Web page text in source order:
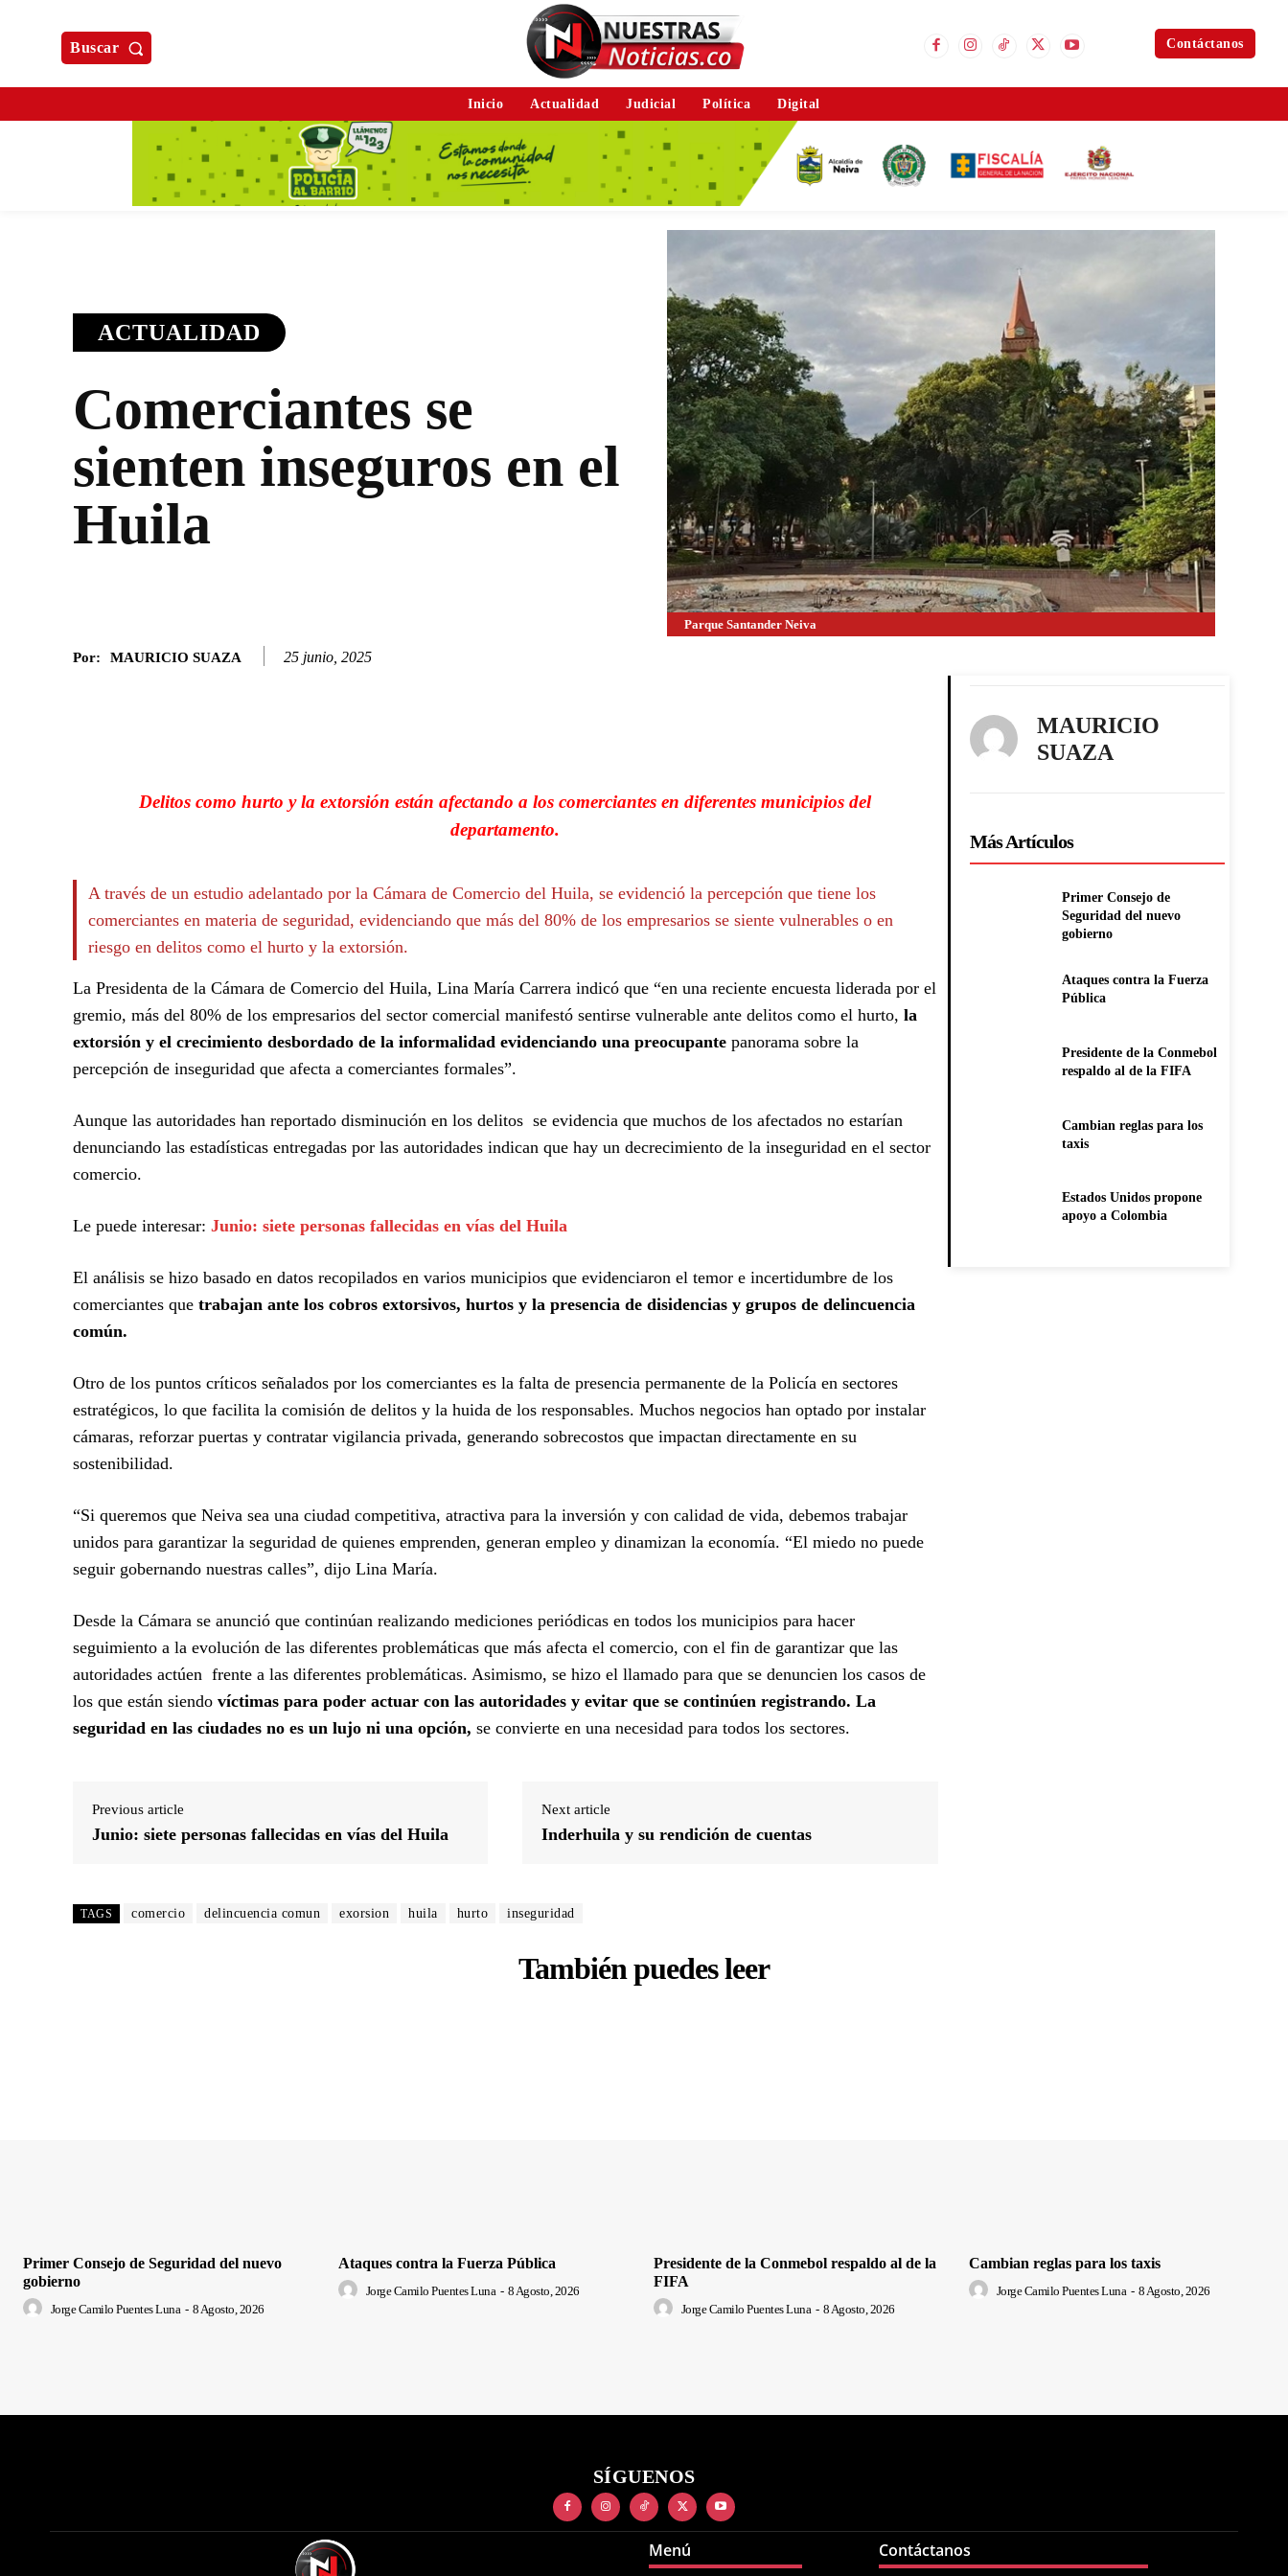
Buscar Contáctanos
Inicio Actualidad Judicial Política Digital
ACTUALIDAD
Comerciantes se
sienten inseguros en el
Huila
Parque Santander Neiva
Por: MAURICIO SUAZA 25 junio, 2025
Delitos como hurto y la extorsión están afectando a los comerciantes en diferentes municipios del
departamento.
A través de un estudio adelantado por la Cámara de Comercio del Huila, se evidenció la percepción que tiene los
comerciantes en materia de seguridad, evidenciando que más del 80% de los empresarios se siente vulnerables o en
riesgo en delitos como el hurto y la extorsión.
La Presidenta de la Cámara de Comercio del Huila, Lina María Carrera indicó que “en una reciente encuesta liderada por el
gremio, más del 80% de los empresarios del sector comercial manifestó sentirse vulnerable ante delitos como el hurto, la
extorsión y el crecimiento desbordado de la informalidad evidenciando una preocupante panorama sobre la
percepción de inseguridad que afecta a comerciantes formales”.
Aunque las autoridades han reportado disminución en los delitos se evidencia que muchos de los afectados no estarían
denunciando las estadísticas entregadas por las autoridades indican que hay un decrecimiento de la inseguridad en el sector
comercio.
Le puede interesar: Junio: siete personas fallecidas en vías del Huila
El análisis se hizo basado en datos recopilados en varios municipios que evidenciaron el temor e incertidumbre de los
comerciantes que trabajan ante los cobros extorsivos, hurtos y la presencia de disidencias y grupos de delincuencia
común.
Otro de los puntos críticos señalados por los comerciantes es la falta de presencia permanente de la Policía en sectores
estratégicos, lo que facilita la comisión de delitos y la huida de los responsables. Muchos negocios han optado por instalar
cámaras, reforzar puertas y contratar vigilancia privada, generando sobrecostos que impactan directamente en su
sostenibilidad.
“Si queremos que Neiva sea una ciudad competitiva, atractiva para la inversión y con calidad de vida, debemos trabajar
unidos para garantizar la seguridad de quienes emprenden, generan empleo y dinamizan la economía. “El miedo no puede
seguir gobernando nuestras calles”, dijo Lina María.
Desde la Cámara se anunció que continúan realizando mediciones periódicas en todos los municipios para hacer
seguimiento a la evolución de las diferentes problemáticas que más afecta el comercio, con el fin de garantizar que las
autoridades actúen frente a las diferentes problemáticas. Asimismo, se hizo el llamado para que se denuncien los casos de
los que están siendo víctimas para poder actuar con las autoridades y evitar que se continúen registrando. La
seguridad en las ciudades no es un lujo ni una opción, se convierte en una necesidad para todos los sectores.
Previous article
Junio: siete personas fallecidas en vías del Huila
Next article
Inderhuila y su rendición de cuentas
TAGS comercio delincuencia comun exorsion huila hurto inseguridad
MAURICIO
SUAZA
Más Artículos
Primer Consejo de
Seguridad del nuevo
gobierno
Ataques contra la Fuerza
Pública
Presidente de la Conmebol
respaldo al de la FIFA
Cambian reglas para los
taxis
Estados Unidos propone
apoyo a Colombia
También puedes leer
Primer Consejo de Seguridad del nuevo
gobierno
Jorge Camilo Puentes Luna - 8 Agosto, 2026
Ataques contra la Fuerza Pública
Jorge Camilo Puentes Luna - 8 Agosto, 2026
Presidente de la Conmebol respaldo al de la
FIFA
Jorge Camilo Puentes Luna - 8 Agosto, 2026
Cambian reglas para los taxis
Jorge Camilo Puentes Luna - 8 Agosto, 2026
SÍGUENOS
Menú Contáctanos